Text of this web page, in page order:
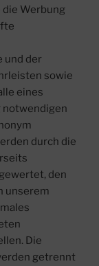
Werbung
und der
sowie
eines
notwendigen
durch die
den
unserem
Die
getrennt